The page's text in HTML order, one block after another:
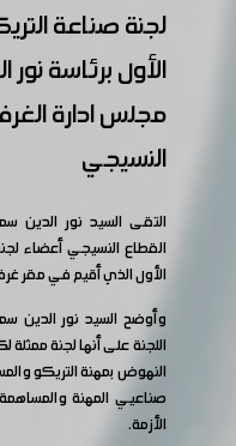
لجنة صناعة
الأول برئاسة
مجلس ادارة
النسيجي
التقى السيد نور الدين
القطاع النسيجي أعضاء
الأول الذي أقيم في مقر
وأوضح السيد نور الدين
اللجنة على أنها لجنة
النهوض بمهنة التريكو
صناعيي المهنة
الأزمة.